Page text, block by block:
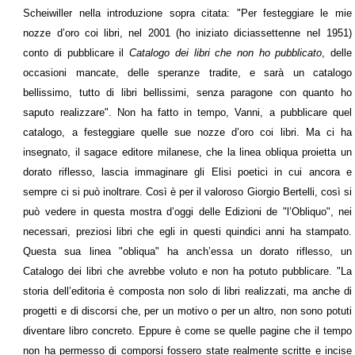
Scheiwiller nella introduzione sopra citata: "Per festeggiare le mie
nozze d’oro coi libri, nel 2001 (ho iniziato diciassettenne neI 1951)
conto di pubblicare ilCatalogo dei libri che non ho pubblicato , delle
occasioni mancate, delle speranze tradite, e sarà un catalogo
bellissimo, tutto di libri bellissimi, senza paragone con quanto ho
saputo realizzare". Non ha fatto in tempo, Vanni, a pubblicare quel
catalogo, a festeggiare quelle sue nozze d’oro coi libri. Ma ci ha
insegnato, il sagace editore milanese, che la linea obliqua proietta un
dorato riflesso, lascia immaginare gli Elisi poetici in cui ancora e
sempre ci si può inoltrare. Così è per il valoroso Giorgio Bertelli, così si
può vedere in questa mostra d’oggi delle Edizioni de "l’Obliquo", nei
necessari, preziosi libri che egli in questi quindici anni ha stampato.
Questa sua linea "obliqua" ha anch’essa un dorato riflesso, un
Catalogo dei libri che avrebbe voluto e non ha potuto pubblicare. "La
storia dell’editoria è composta non solo di libri realizzati, ma anche di
progetti e di discorsi che, per un motivo o per un altro, non sono potuti
diventare libro concreto. Eppure è come se quelle pagine che il tempo
non ha permesso di comporsi fossero state realmente scritte e incise